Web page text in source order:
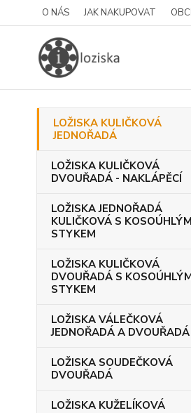
O NÁS JAK NAKUPOVAT
LOŽISKA KULIČKOVÁ
JEDNOŘADÁ
LOŽISKA KULIČKOVÁ
DVOUŘADÁ - NAKLÁPĚCÍ
LOŽISKA JEDNOŘADÁ
KULIČKOVÁ S KOSOÚHLÝM
STYKEM
LOŽISKA KULIČKOVÁ
DVOUŘADÁ S
STYKEM
LOŽISKA VÁLEČKOVÁ
JEDNOŘADÁ A DVOUŘADÁ
LOŽISKA SOUDEČKOVÁ
DVOUŘADÁ
LOŽISKA KUŽELÍKOVÁ